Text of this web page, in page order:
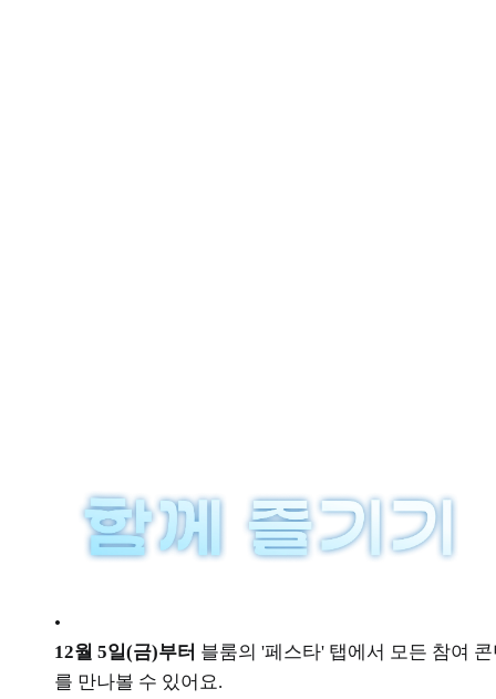
•
12월 5일(금)부터 블룸의 '페스타' 탭에서 모든 참여
를 만나볼 수 있어요.